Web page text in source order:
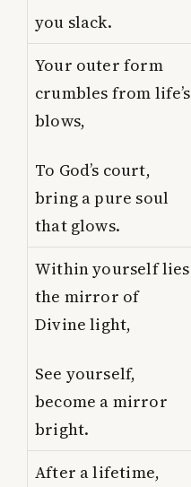
you slack.
Your outer form
crumbles from life’s
blows,
To God’s court,
bring a pure soul
that glows.
Within yourself lies
the mirror of
Divine light,
See yourself,
become a mirror
bright.
After a lifetime,